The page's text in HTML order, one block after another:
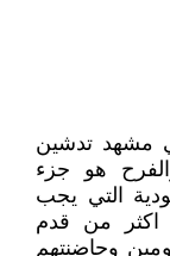
مشهد تدشين
هو جزء
التي يجب
اكثر من قدم
وحاضنتهم